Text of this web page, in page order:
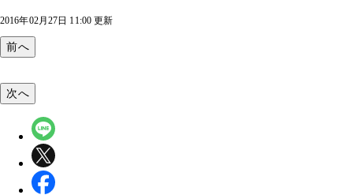
2016年02月27日 11:00 更新
前へ
次へ